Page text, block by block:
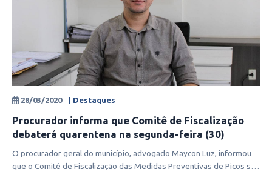
28/03/2020 | Destaques
Procurador informa que Comitê de Fiscalização
debaterá quarentena na segunda-feira (30)
O procurador geral do município, advogado Maycon Luz, informou
que o Comitê de Fiscalização das Medidas Preventivas de Picos se